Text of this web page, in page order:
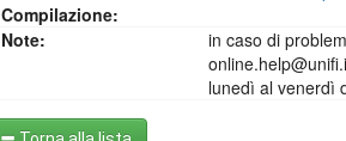
Compilazione:
Note:
in caso di
lunedì al venerdì